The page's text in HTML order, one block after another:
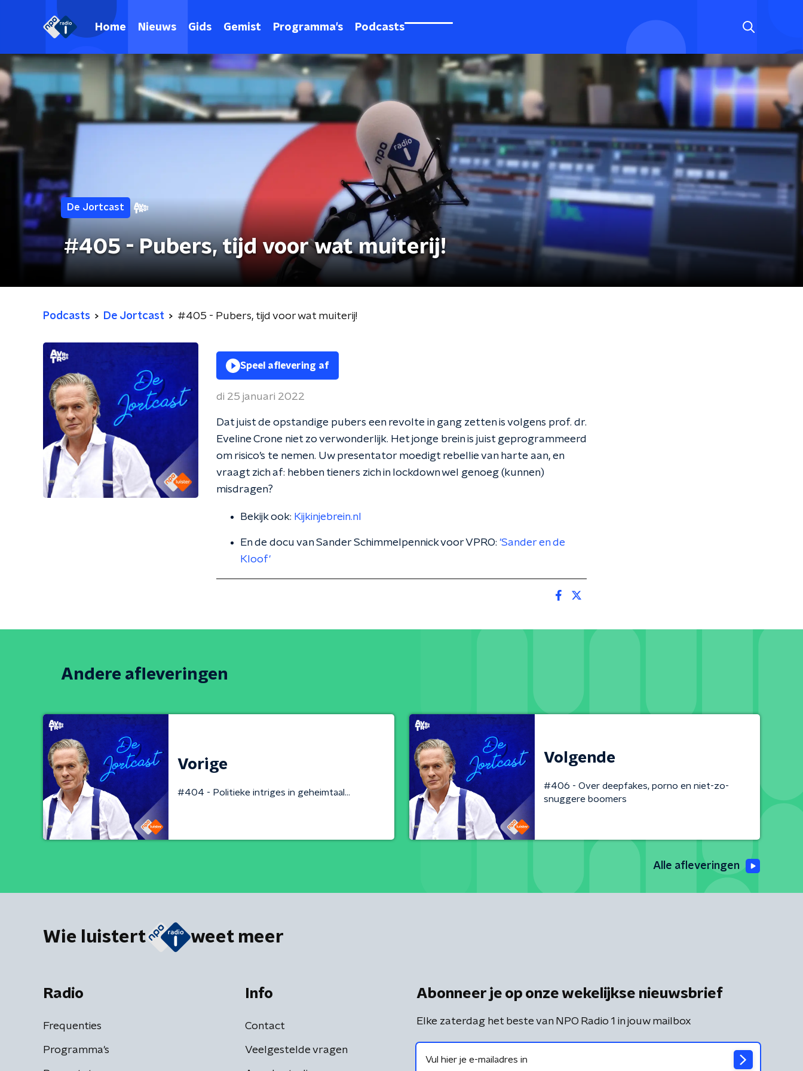
Home Nieuws Gids Gemist Programma's Podcasts
De Jortcast
#405 - Pubers, tijd voor wat muiterij!
Podcasts De Jortcast #405 - Pubers, tijd voor wat muiterij!
Speel aflevering af
di 25 januari 2022
Dat juist de opstandige pubers een revolte in gang zetten is volgens prof. dr.
Eveline Crone niet zo verwonderlijk. Het jonge brein is juist geprogrammeerd
om risico’s te nemen. Uw presentator moedigt rebellie van harte aan, en
vraagt zich af: hebben tieners zich in lockdown wel genoeg (kunnen)
misdragen?
Bekijk ook: Kijkinjebrein.nl
En de docu van Sander Schimmelpennick voor VPRO: 'Sander en de
Kloof'
Andere afleveringen
Vorige
#404 - Politieke intriges in geheimtaal...
Volgende
#406 - Over deepfakes, porno en niet-zo-
snuggere boomers
Alle afleveringen
Wie luistert weet meer
Radio
Frequenties
Programma's
Info
Contact
Veelgestelde vragen
Abonneer je op onze wekelijkse nieuwsbrief
Elke zaterdag het beste van NPO Radio 1 in jouw mailbox